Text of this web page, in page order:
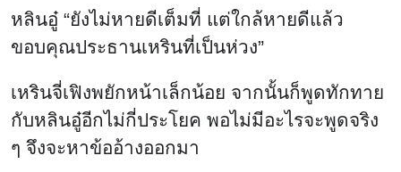
หลินอู๋ “ยังไม่หายดีเต็มที่ แต่ใกล้หายดีแล้ว
ขอบคุณประธานเหรินที่เป็นห่วง”
เหรินจี่เฟิงพยักหน้าเล็กน้อย จากนั้นก็พูดทักทาย
กับหลินอู๋อีกไม่กี่ประโยค พอไม่มีอะไรจะพูดจริง
ๆ จึงจะหาข้ออ้างออกมา